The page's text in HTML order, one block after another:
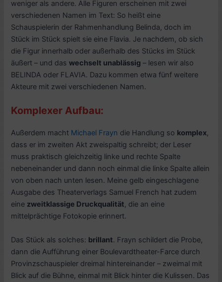
weniger als andere. Alle Figuren erscheinen mit zwei
verschiedenen Namen im Text: So heißt eine
Schauspielerin der Rahmenhandlung Belinda, doch im
Stück im Stück spielt sie eine Flavia. Je nachdem, ob sich
die Figur innerhalb oder außerhalb des Stücks im Stück
äußert – und daswechselt unablässig – lesen wir also
BELINDA oder FLAVIA. Dazu kommen etwa fünf weitere
Akteure mit zwei verschiedenen Namen.
Komplexer Aufbau:
Außerdem macht Michael Frayn die Handlung so komplex,
dass er im zweiten Akt zweispaltig schreibt; der Leser
muss praktisch gleichzeitig linke und rechte Spalte
nebeneinander und dann noch einmal die linke Spalte allein
von oben nach unten lesen. Meine gelb eingeschlagene
Ausgabe des Theaterverlags Samuel French hat zudem
eine zweitklassige Druckqualität, die an eine
mittelprächtige Fotokopie erinnert.
Das Stück als solches: brillant. Frayn schildert die Probe,
dann die Aufführung einer Boulevardtheater-Farce durch
Provinzschauspieler dreimal hintereinander – zweimal mit
Blick auf die Bühne, einmal mit Blick hinter die Kulissen. Das